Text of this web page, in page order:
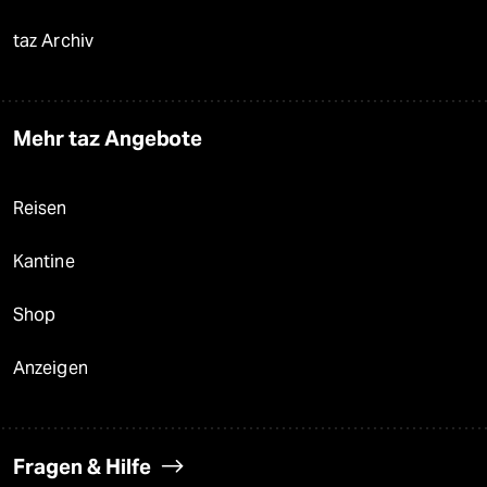
taz Archiv
Mehr taz Angebote
Reisen
Kantine
Shop
Anzeigen
Fragen & Hilfe